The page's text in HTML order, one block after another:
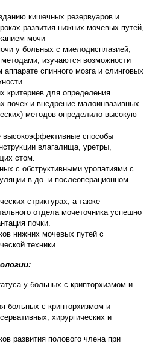
кишечных резервуаров и
развития нижних мочевых путей,
мочи
у больных с миелодисплазией,
изучаются возможности
спинного мозга и слинговых
критериев для определения
почек и внедрение малоинвазивных
методов определило высокую
высокоэффективные способы
влагалища, уретры,
стом.
с обструктивными уропатиями с
в до- и послеоперационном
стриктурах, а также
отдела мочеточника успешно
почки.
нижних мочевых путей с
техники
у больных с крипторхизмом и
больных с крипторхизмом и
хирургических и
развития полового члена при